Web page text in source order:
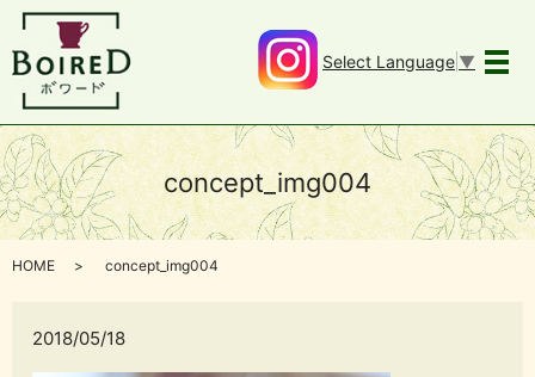
メ
Select Language ▼
concept_img004
HOME concept_img004
2018/05/18